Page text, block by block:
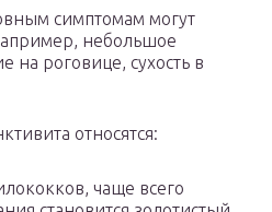
симптомам могут
небольшое
на роговице, сухость в
относятся:
чаще всего